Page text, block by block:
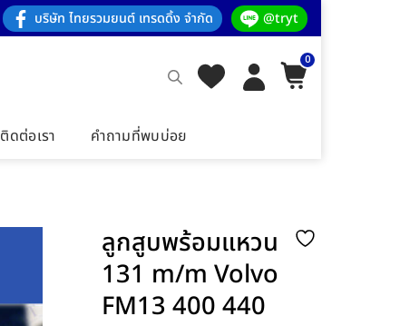
บริษัท ไทยรวมยนต์ เทรดดิ้ง จำกัด @tryt
0
ติดต่อเรา คำถามที่พบบ่อย
ลูกสูบพร้อมแหวน
131 m/m Volvo
FM13 400 440